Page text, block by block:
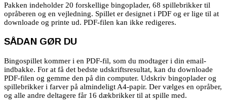
Pakken indeholder 20 forskellige bingoplader, 68 spillebrikker til
opråberen og en vejledning. Spillet er designet i PDF og er lige til at
downloade og printe ud. PDF-filen kan ikke redigeres.
SÅDAN GØR DU
Bingospillet kommer i en PDF-fil, som du modtager i din email-
indbakke. For at få det bedste udskriftsresultat, kan du downloade
PDF-filen og gemme den på din computer. Udskriv bingoplader og
spillebrikker i farver på almindeligt A4-papir. Der vælges en opråber,
og alle andre deltagere får 16 dækbrikker til at spille med.